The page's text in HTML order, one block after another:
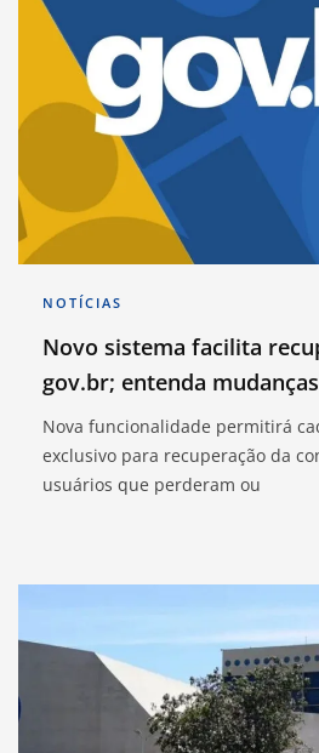
NOTÍCIAS
Novo sistema facilita
gov.br; entenda mudanças
Nova funcionalidade permitirá
exclusivo para recuperação da
usuários que perderam ou